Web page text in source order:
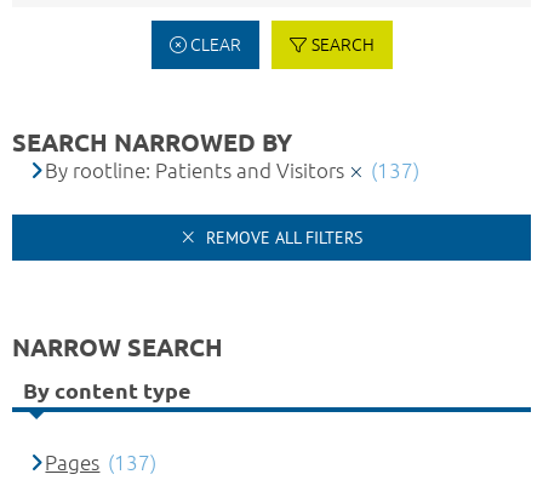
CLEAR SEARCH
SEARCH NARROWED BY
By rootline: Patients and Visitors (137)
REMOVE ALL FILTERS
NARROW SEARCH
By content type
Pages (137)